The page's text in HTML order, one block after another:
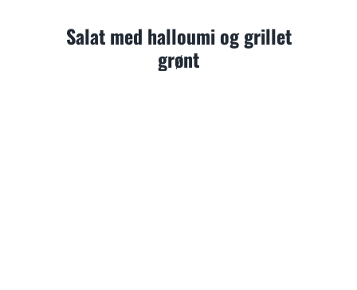
Salat med halloumi og grillet
grønt